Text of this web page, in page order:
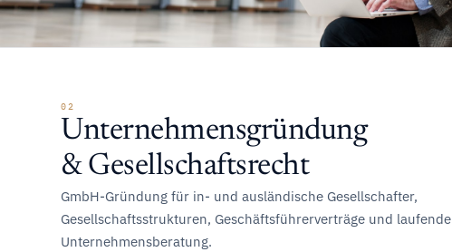
02
Unternehmensgründung
& Gesellschaftsrecht
GmbH-Gründung für in- und ausländische Gesellschafter,
Gesellschaftsstrukturen, Geschäftsführerverträge und laufende
Unternehmensberatung.